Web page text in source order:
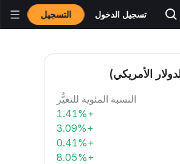
تسجيل الدخول التسجيل
الأمريكي)
النسبة المئوية للتغيُّر
+1.41%
+3.09%
+0.41%
+8.05%